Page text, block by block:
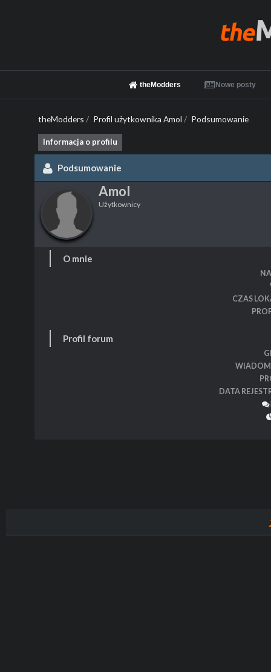
theModders Nowe posty
theModders / Profil użytkownika Amol / Podsumowanie
Informacja o profilu
Podsumowanie
Amol
Użytkownicy
O mnie
CZAS
Profil forum
DATA